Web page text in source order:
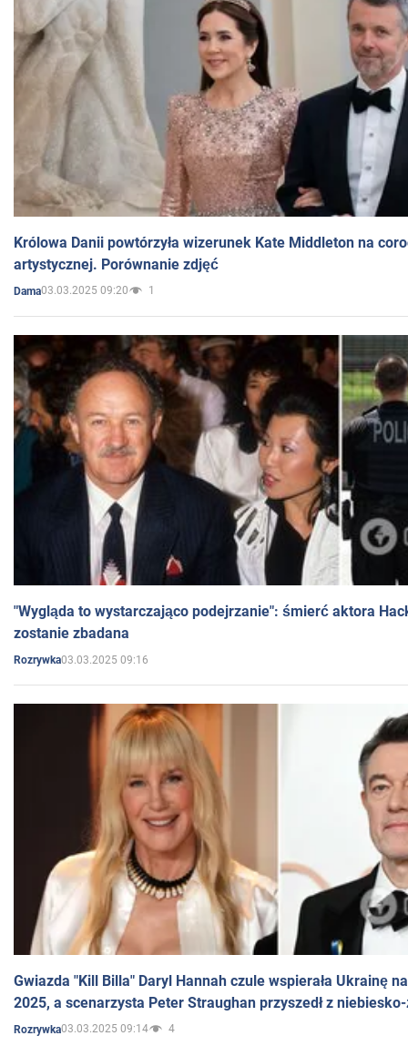
Królowa Danii powtórzyła wizerunek Kate Middleton na
artystycznej. Porównanie zdjęć
Dama03.03.2025 09:20 1
"Wygląda to wystarczająco podejrzanie": śmierć aktora
zostanie zbadana
Rozrywka03.03.2025 09:16
Gwiazda "Kill Billa" Daryl Hannah czule wspierała Ukrainę
2025, a scenarzysta Peter Straughan przyszedł z
Rozrywka03.03.2025 09:14 4